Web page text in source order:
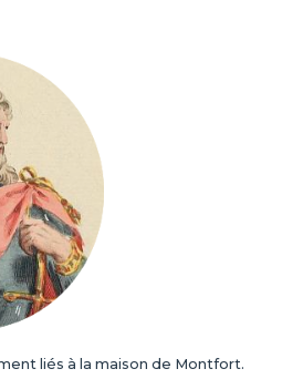
liés à la maison de Montfort.